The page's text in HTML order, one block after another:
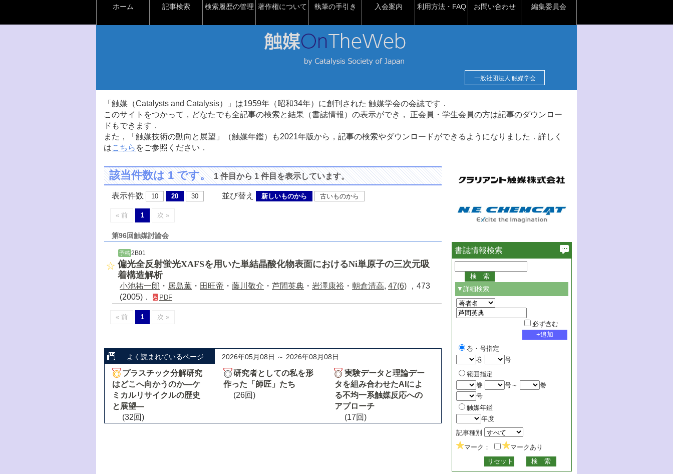
ホーム 記事検索 検索履歴の管理 著作権について 執筆の手引き 入会案内 利用方法・FAQ お問い合わせ 編集委員会
一般社団法人 触媒学会
「触媒（Catalysts and Catalysis）」は1959年（昭和34年）に創刊された 触媒学会の会誌です．
このサイトをつかって，どなたでも全記事の検索と結果（書誌情報）の表示ができ， 正会員・学生会員の方は記事のダウンロー
ドもできます．
また，「触媒技術の動向と展望」（触媒年鑑）も2021年版から，記事の検索やダウンロードができるようになりました．詳しく
はこちら をご参照ください．
該当件数は 1 です。1 件目から 1 件目を表示しています。
表示件数 10 20 30 並び替え 新しいものから 古いものから
« 前 1 次 »
第96回触媒討論会
予稿 2B01
偏光全反射蛍光XAFSを用いた単結晶酸化物表面におけるNi単原子の三次元吸
着構造解析
小池祐一郎 ・ 居島薫 ・ 田旺帝 ・ 藤川敬介 ・ 芦間英典 ・ 岩澤康裕 ・ 朝倉清高, 47(6) ，473
(2005)．
PDF
« 前 1 次 »
よく読まれているページ 2026年05月08日 ～ 2026年08月08日
プラスチック分解研究
はどこへ向かうのか―ケ
ミカルリサイクルの歴史
と展望―
(32回)
研究者としての私を形
作った「師匠」たち
(26回)
実験データと理論デー
タを組み合わせたAIによ
る不均一系触媒反応への
アプローチ
(17回)
書誌情報検索
▼詳細検索
必ず含む
巻・号指定
巻
号
範囲指定
巻
号～
巻
号
触媒年鑑
年度
記事種別
マーク：
マークあり